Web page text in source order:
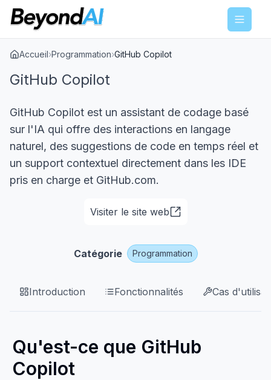
Menu
Accueil›Programmation›GitHub Copilot
GitHub Copilot
GitHub Copilot est un assistant de codage basé
sur l'IA qui offre des interactions en langage
naturel, des suggestions de code en temps réel et
un support contextuel directement dans les IDE
pris en charge et GitHub.com.
Visiter le site web
Catégorie Programmation
Introduction Fonctionnalités Cas
Qu'est-ce que GitHub
Copilot